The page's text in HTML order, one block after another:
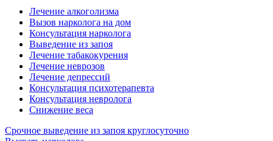
Лечение алкоголизма
Вызов нарколога на дом
Консультация нарколога
Выведение из запоя
Лечение табакокурения
Лечение неврозов
Лечение депрессий
Консультация психотерапевта
Консультация невролога
Снижение веса
Срочное выведение из запоя круглосуточно